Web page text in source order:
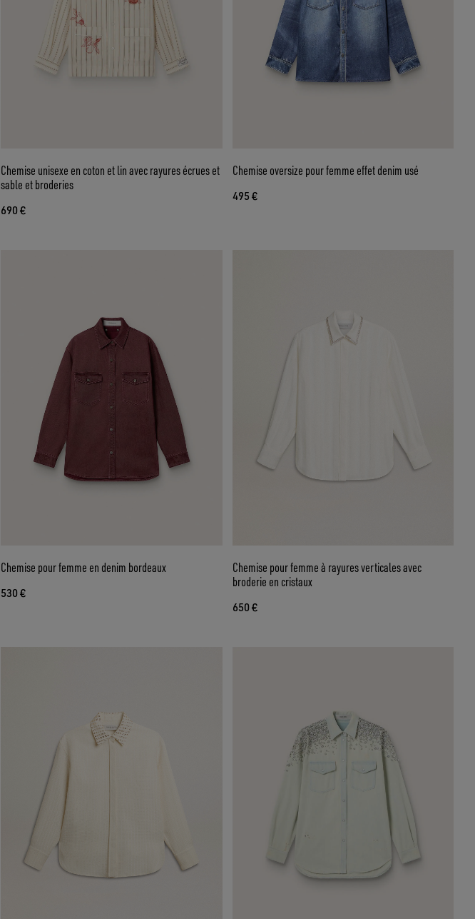
Chemise unisexe en coton et lin avec rayures écrues et
sable et broderies
690 €
Chemise oversize pour femme effet denim usé
495 €
Chemise pour femme en denim bordeaux
530 €
Chemise pour femme à rayures verticales avec
broderie en cristaux
650 €